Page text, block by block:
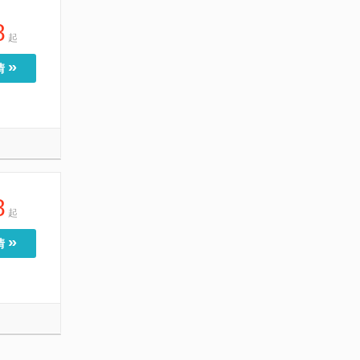
起
»
起
»